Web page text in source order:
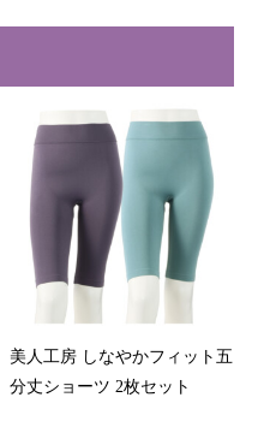
美人工房 しなやかフィット五
分丈ショーツ 2枚セット